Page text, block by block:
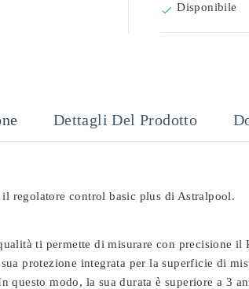
 Disponibile
Dettagli Del Prodotto
regolatore control basic plus di Astralpool.
ti permette di misurare con precisione
protezione integrata per la superficie di
questo modo, la sua durata è superiore a 3